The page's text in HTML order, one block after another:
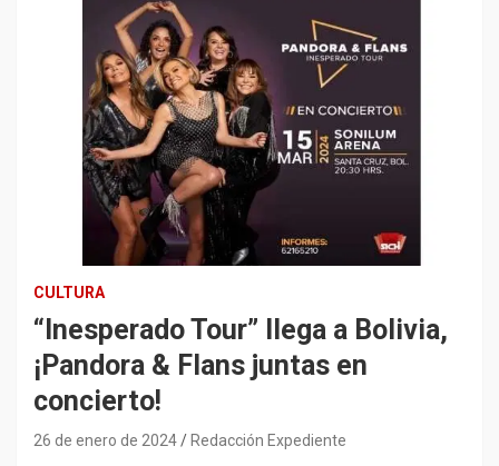
CULTURA
“Inesperado Tour” llega a Bolivia,
¡Pandora & Flans juntas en
concierto!
26 de enero de 2024 Redacción Expediente